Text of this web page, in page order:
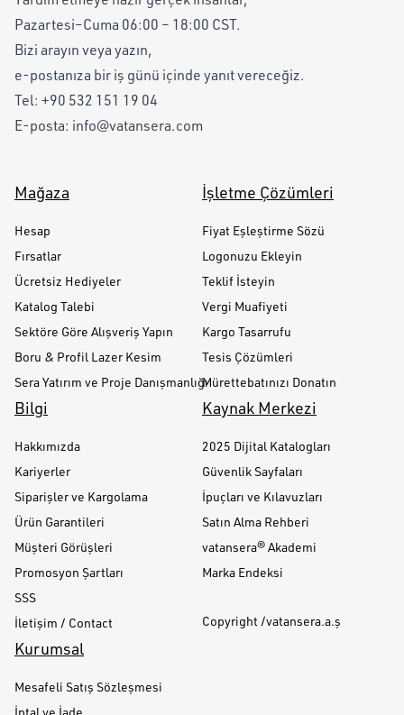
Pazartesi–Cuma 06:00 – 18:00 CST.
Bizi arayın veya yazın,
e-postanıza bir iş günü içinde yanıt vereceğiz.
Tel: +90 532 151 19 04
E-posta: info@vatansera.com
Mağaza
Hesap
Fırsatlar
Ücretsiz Hediyeler
Katalog Talebi
Sektöre Göre Alışveriş Yapın
Boru & Profil Lazer Kesim
Sera Yatırım ve Proje Danışmanlığı
İşletme Çözümleri
Fiyat Eşleştirme Sözü
Logonuzu Ekleyin
Teklif İsteyin
Vergi Muafiyeti
Kargo Tasarrufu
Tesis Çözümleri
Mürettebatınızı Donatın
Bilgi
Hakkımızda
Kariyerler
Siparişler ve Kargolama
Ürün Garantileri
Müşteri Görüşleri
Promosyon Şartları
SSS
İletişim / Contact
Kaynak Merkezi
2025 Dijital Katalogları
Güvenlik Sayfaları
İpuçları ve Kılavuzları
Satın Alma Rehberi
vatansera® Akademi
Marka Endeksi
Copyright /vatansera.a.ş
Kurumsal
Mesafeli Satış Sözleşmesi
İptal ve İade